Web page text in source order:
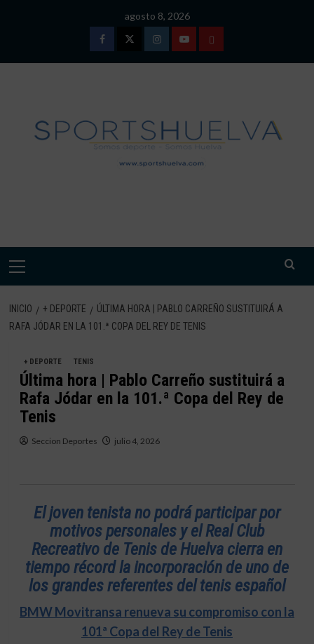
agosto 8, 2026
FacebookTwitterInstagramYoutubeTÉRMINOS
DE
USO
Menú
INICIO + DEPORTE
ÚLTIMA HORA | PABLO CARREÑO SUSTITUIRÁ A
RAFA JÓDAR EN LA 101.ª COPA DEL REY DE TENIS
+ DEPORTE TENIS
Última hora | Pablo Carreño sustituirá a
Rafa Jódar en la 101.ª Copa del Rey de
Tenis
Seccion Deportes julio 4, 2026
El joven tenista no podrá participar por
motivos personales y el Real Club
Recreativo de Tenis de Huelva cierra en
tiempo récord la incorporación de uno de
los grandes referentes del tenis español
BMW Movitransa renueva su compromiso con la
101ª Copa del Rey de Tenis